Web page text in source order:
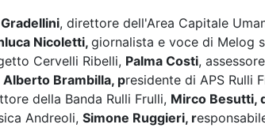
, direttore dell'Area Capitale
Nicoletti,giornalista e voce di Melog
Cervelli Ribelli, Palma Costi,
Alberto Brambilla, presidente di APS Rulli
della Banda Rulli Frulli, Mirco Besutti,
Andreoli, Simone Ruggieri, r